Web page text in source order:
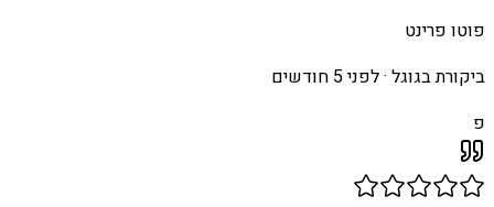
פוטו פרינט
ביקורת בגוגל ·לפני 5 חודשים
פ